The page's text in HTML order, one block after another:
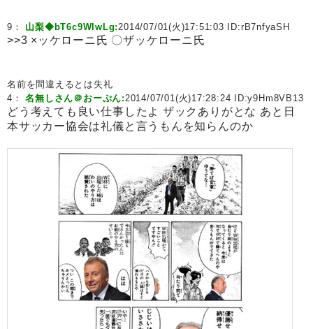
9： 山梨◆bT6c9WIwLg:2014/07/01(火)17:51:03 ID:rB7nfyaSH
>>3 ×ッケローニ氏 〇ザッケローニ氏
名前を間違えるとは失礼
4：名無しさん＠おーぷん:2014/07/01(火)17:28:24 ID:y9Hm8VB13
どう考えても良い仕事したよ ザックありがとな あと日
本サッカー協会は礼儀と言うもんを知らんのか